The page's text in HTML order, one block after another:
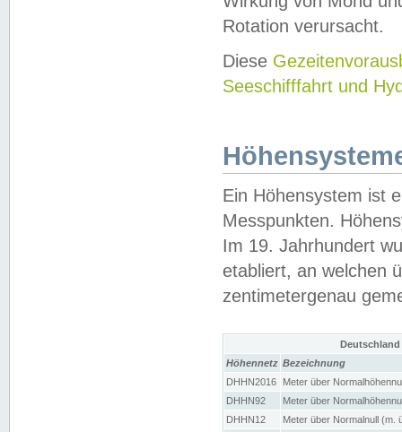
Rotation verursacht.
Diese
Seeschifffahrt und
Ein Höhensystem ist
Messpunkten.
Im 19. Jahrhundert
etabliert, an welchen
zentimetergenau
Höhennetz Bezeichnung
DHHN2016
Meter über
DHHN92
Meter über
DHHN12
Meter über Normalnull (m.